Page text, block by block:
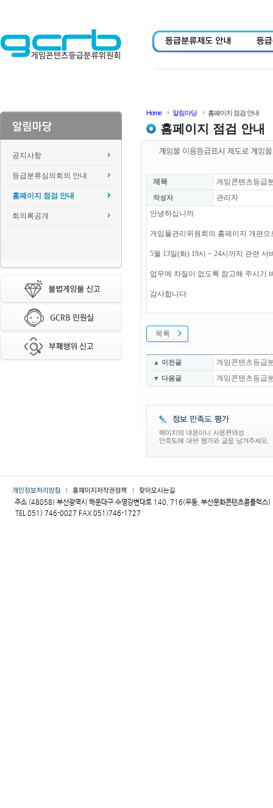
공지사항
등급분류심의회의 안내
홈페이지 점검 안내
회의록공개
Home 알림마당 홈페이지 점검 안내
홈페이지 점검 안내
제목 게임콘텐츠등급
작성자
관리자
안녕하십니까.
게임물관리위원회의 홈페이지 개편으
5월 13일(화) 19시 ~ 24시까지 관련
업무에 차질이 없도록 참고해 주시기
감사합니다.
목록
▲ 이전글 게임콘텐츠등급
▼ 다음글 게임콘텐츠등급